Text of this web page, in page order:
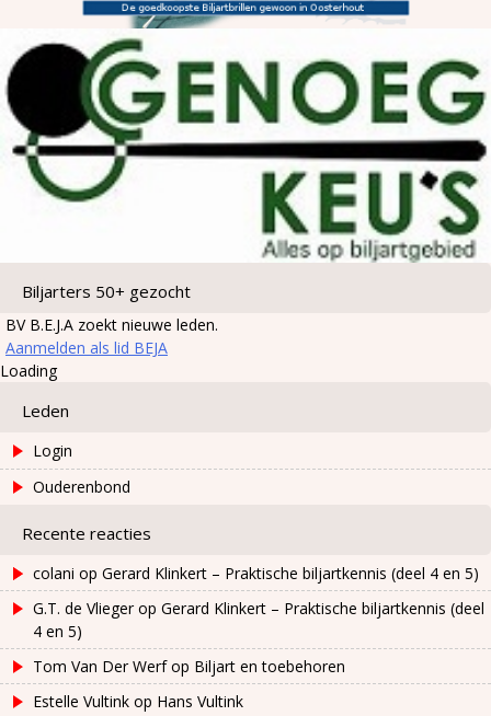
Biljarters 50+ gezocht
BV B.E.J.A zoekt nieuwe leden.
Aanmelden als lid BEJA
Loading
Leden
Login
Ouderenbond
Recente reacties
colani op Gerard Klinkert – Praktische biljartkennis (deel 4 en 5)
G.T. de Vliegerop Gerard Klinkert – Praktische biljartkennis (deel
4 en 5)
Tom Van Der Werfop Biljart en toebehoren
Estelle Vultink op Hans Vultink